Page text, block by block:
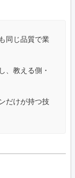
同じ品質で業
、教える側・
だけが持つ技